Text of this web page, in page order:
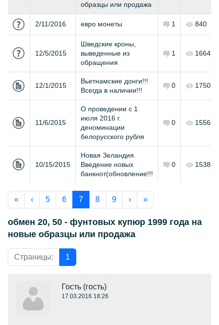
образцы или продажа
2/11/2016 евро монеты 1 840
12/5/2015
Шведские кроны,
выведенные из
обращения
1 1664
12/1/2015
Вьетнамские донги!!!
Всегда в наличии!!!
0 1750
11/6/2015
О проведении с 1
июля 2016 г.
деноминации
белорусского рубля
0 1556
10/15/2015
Новая Зеландия.
Введение новых
банкнот(обновление!!!
0 1538
« ‹ 5 6 7 8 9 › »
обмен 20, 50 - фунтовых купюр 1999 года на
новые образцы или продажа
Страницы: 1
Гость (гость)
17.03.2016 18:26